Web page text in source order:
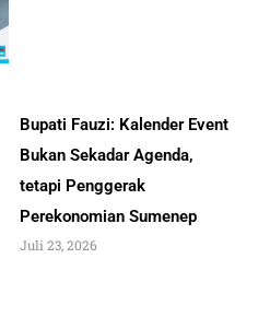
Bupati Fauzi: Kalender Event
Bukan Sekadar Agenda,
tetapi Penggerak
Perekonomian Sumenep
Juli 23, 2026